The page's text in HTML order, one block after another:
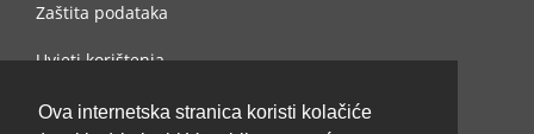
Ova internetska stranica koristi kolačiće
Zaštita podataka
Uvjeti korištenja
Kontaktiraj nas